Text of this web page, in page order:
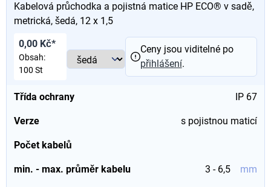
Kabelová průchodka a pojistná matice HP ECO® v sadě,
metrická, šedá, 12 x 1,5
Třída ochrany IP 67
Verze s pojistnou maticí
Počet kabelů
min. - max. průměr kabelu 3 - 6,5 mm
0,00 Kč*
Obsah:
100 St
Ceny jsou viditelné po
přihlášení.